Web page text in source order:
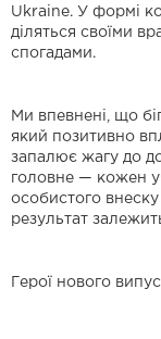
Ukraine. У формі
діляться своїми
спогадами.
Ми впевнені, що
який позитивно
запалює жагу до
головне — кожен
особистого
результат
Герої нового